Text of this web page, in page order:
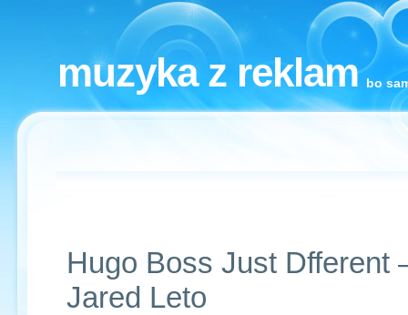
muzyka z reklam bo
Hugo Boss Just Dfferent
Jared Leto